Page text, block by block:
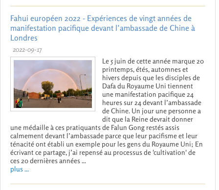
Fahui européen 2022 - Expériences de vingt années de
manifestation pacifique devant l’ambassade de Chine à
Londres
2022-09-17
Le 5 juin de cette année marque 20
printemps, étés, automnes et
hivers depuis que les disciples de
Dafa du Royaume Uni tiennent
une manifestation pacifique 24
heures sur 24 devant l’ambassade
de Chine. Un jour une personne a
dit que la Reine devrait donner
une médaille à ces pratiquants de Falun Gong restés assis
calmement devant l’ambassade parce que leur pacifisme et leur
ténacité ont établi un exemple pour les gens du Royaume Uni; En
écrivant ce partage, j’ai repensé au processus de 'cultivation' de
ces 20 dernières années ...
plus ...